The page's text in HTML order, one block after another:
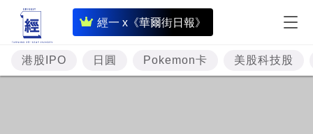
經一 x《華爾街日報》
即
時
財
經
港股IPO 日圓 Pokemon卡 美股科技股